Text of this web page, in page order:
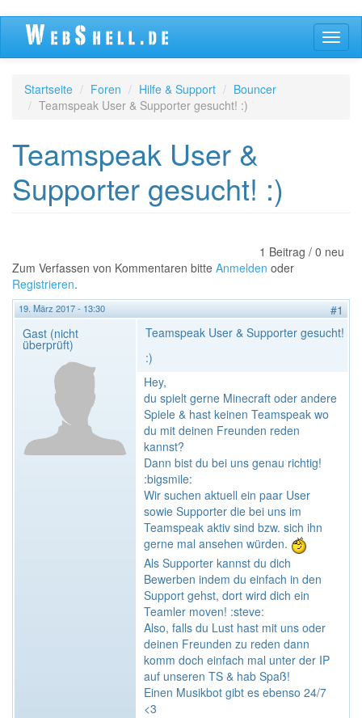
Direkt
Inhalt
Startseite Foren Hilfe & Support
Bouncer
Teamspeak User & Supporter gesucht! :)
Teamspeak User &
Supporter gesucht! :)
1 Beitrag / 0 neu
Zum Verfassen von Kommentaren bitte Anmelden oder
Registrieren.
19. März 2017 - 13:30
#1
Gast (nicht
überprüft)
Teamspeak User & Supporter gesucht!
:)
Hey,
du spielt gerne Minecraft oder andere
Spiele & hast keinen Teamspeak wo
du mit deinen Freunden reden
kannst?
Dann bist du bei uns genau richtig!
:bigsmile:
Wir suchen aktuell ein paar User
sowie Supporter die bei uns im
Teamspeak aktiv sind bzw. sich ihn
gerne mal ansehen würden.
Als Supporter kannst du dich
Bewerben indem du einfach in den
Support gehst, dort wird dich ein
Teamler moven! :steve:
Also, falls du Lust hast mit uns oder
deinen Freunden zu reden dann
komm doch einfach mal unter der IP
auf unseren TS & hab Spaß!
Einen Musikbot gibt es ebenso 24/7
<3